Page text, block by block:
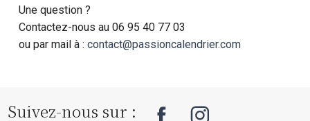
Une question ?
Contactez-nous au 06 95 40 77 03
ou par mail à :contact@passioncalendrier.com
Suivez-nous sur :